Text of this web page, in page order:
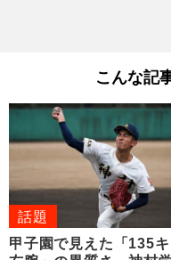
こんな記
話題
甲子園で見えた「135キ